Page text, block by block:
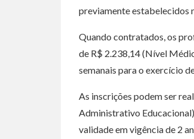
previamente estabelecidos
Quando contratados, os
de R$ 2.238,14 (Nível
semanais para o exercício
As inscrições podem ser
Administrativo
validade em vigência de 2